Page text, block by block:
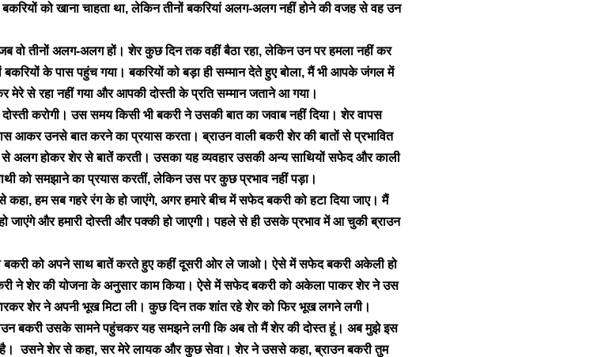
को खाना चाहता था, लेकिन तीनों बकरियां अलग-अलग नहीं होने की वजह से वह उन
वो तीनों अलग-अलग हों। शेर कुछ दिन तक वहीं बैठा रहा, लेकिन उन पर हमला नहीं कर
बकरियों के पास पहुंच गया। बकरियों को बड़ा ही सम्मान देते हुए बोला, मैं भी आपके जंगल में
मेरे से रहा नहीं गया और आपकी दोस्ती के प्रति सम्मान जताने आ गया।
करोगी। उस समय किसी भी बकरी ने उसकी बात का जवाब नहीं दिया। शेर वापस
आकर उनसे बात करने का प्रयास करता। ब्राउन वाली बकरी शेर की बातों से प्रभावित
से अलग होकर शेर से बातें करती। उसका यह व्यवहार उसकी अन्य साथियों सफेद और काली
को समझाने का प्रयास करतीं, लेकिन उस पर कुछ प्रभाव नहीं पड़ा।
हम सब गहरे रंग के हो जाएंगे, अगर हमारे बीच में सफेद बकरी को हटा दिया जाए। मैं
जाएंगे और हमारी दोस्ती और पक्की हो जाएगी। पहले से ही उसके प्रभाव में आ चुकी ब्राउन
बकरी को अपने साथ बातें करते हुए कहीं दूसरी ओर ले जाओ। ऐसे में सफेद बकरी अकेली हो
ने शेर की योजना के अनुसार काम किया। ऐसे में सफेद बकरी को अकेला पाकर शेर ने उस
शेर ने अपनी भूख मिटा ली। कुछ दिन तक शांत रहे शेर को फिर भूख लगने लगी।
बकरी उसके सामने पहुंचकर यह समझने लगी कि अब तो मैं शेर की दोस्त हूं। अब मुझे इस
उसने शेर से कहा, सर मेरे लायक और कुछ सेवा। शेर ने उससे कहा, ब्राउन बकरी तुम